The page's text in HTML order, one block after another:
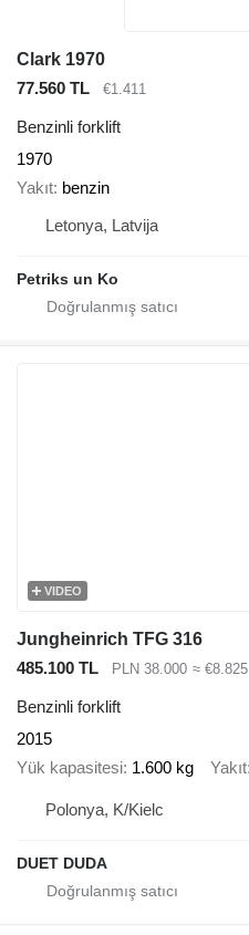
Clark 1970
77.560 TL
€1.411
Benzinli forklift
1970
Yakıt benzin
Letonya, Latvija
Petriks un Ko
VIDEO
Jungheinrich TFG 316
485.100 TL
PLN 38.000 ≈ €8.825
Benzinli forklift
2015
Yük kapasitesi 1.600 kg Yakıt
Polonya, K/Kielc
DUET DUDA